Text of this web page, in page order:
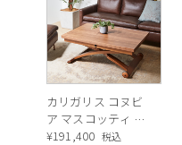
カリガリス コヌビ
ア マスコッティ 伸
長・昇降式テーブ
¥191,400 税込